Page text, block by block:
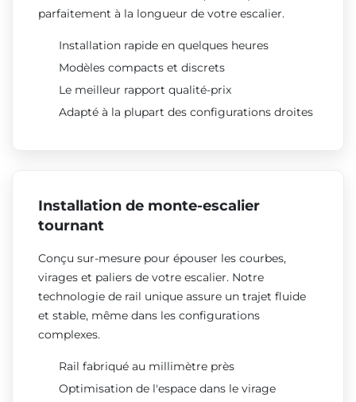
parfaitement à la longueur de votre escalier.
Installation rapide en quelques heures
Modèles compacts et discrets
Le meilleur rapport qualité-prix
Adapté à la plupart des configurations droites
Installation de monte-escalier
tournant
Conçu sur-mesure pour épouser les courbes,
virages et paliers de votre escalier. Notre
technologie de rail unique assure un trajet fluide
et stable, même dans les configurations
complexes.
Rail fabriqué au millimètre près
Optimisation de l'espace dans le virage